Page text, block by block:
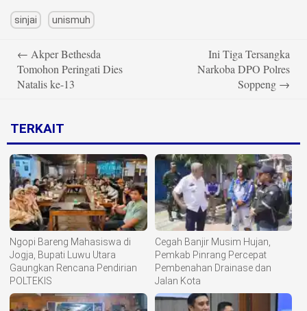
sinjai unismuh
navigation
← Akper Bethesda
Tomohon Peringati Dies
Natalis ke-13
Ini Tiga Tersangka
Narkoba DPO Polres
Soppeng →
TERKAIT
Ngopi Bareng Mahasiswa di
Jogja, Bupati Luwu Utara
Gaungkan Rencana Pendirian
POLTEKIS
Cegah Banjir Musim Hujan,
Pemkab Pinrang Percepat
Pembenahan Drainase dan
Jalan Kota